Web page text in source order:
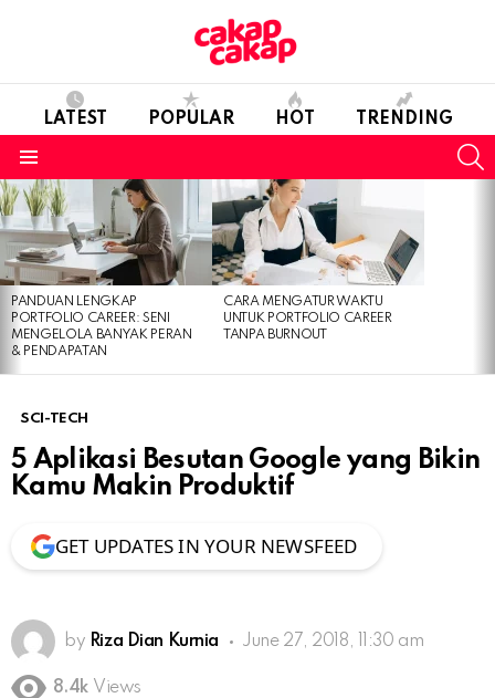
LATEST POPULAR HOT TRENDING
LATEST
STORIES
PANDUAN LENGKAP
PORTFOLIO CAREER: SENI
MENGELOLA BANYAK PERAN
& PENDAPATAN
CARA MENGATUR WAKTU
UNTUK PORTFOLIO CAREER
TANPA BURNOUT
SCI-TECH
5 Aplikasi Besutan Google yang Bikin
Kamu Makin Produktif
GET UPDATES IN YOUR NEWSFEED
by Riza Dian Kurnia June 27, 2018, 11:30 am
8.4k Views